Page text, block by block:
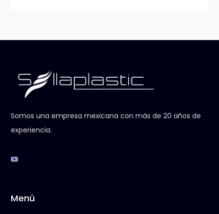
Somos una empresa mexicana con más de 20 años de
experiencia.
Menú